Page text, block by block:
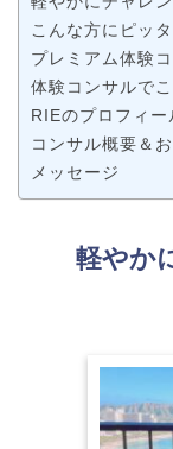
こんな方にピッ
プレミアム体験
体験コンサルで
RIEのプロフィー
コンサル概要＆
メッセージ
軽やか